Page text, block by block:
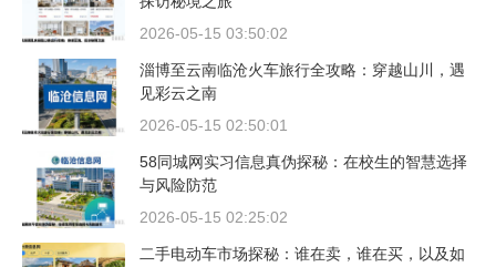
2026-05-15 03:50:02
淄博至云南临沧火车旅行全攻略：穿越山川，遇
见彩云之南
2026-05-15 02:50:01
58同城网实习信息真伪探秘：在校生的智慧选择
与风险防范
2026-05-15 02:25:02
二手电动车市场探秘：谁在卖，谁在买，以及如